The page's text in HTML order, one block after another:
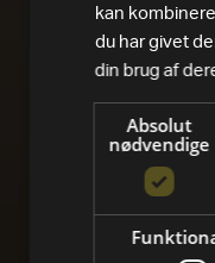
kan
du har givet
din brug af
Absolut
nødvendige